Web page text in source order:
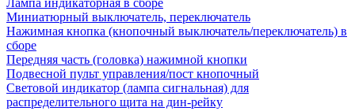
Лампа индикаторная в сборе
Миниатюрный выключатель, переключатель
Нажимная кнопка (кнопочный выключатель/переключатель) в
сборе
Передняя часть (головка) нажимной кнопки
Подвесной пульт управления/пост кнопочный
Световой индикатор (лампа сигнальная) для
распределительного щита на дин-рейку